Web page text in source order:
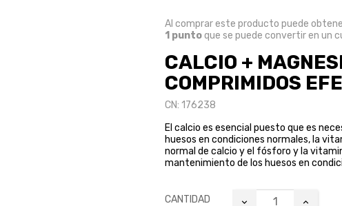
Al comprar este producto puede
1 puntoque se puede convertir en un
CALCIO +
COMPRIMIDOS
CN: 176238
El calcio es esencial puesto que es
huesos en condiciones normales, la
normal de calcio y el fósforo y la
mantenimiento de los huesos en
CANTIDAD